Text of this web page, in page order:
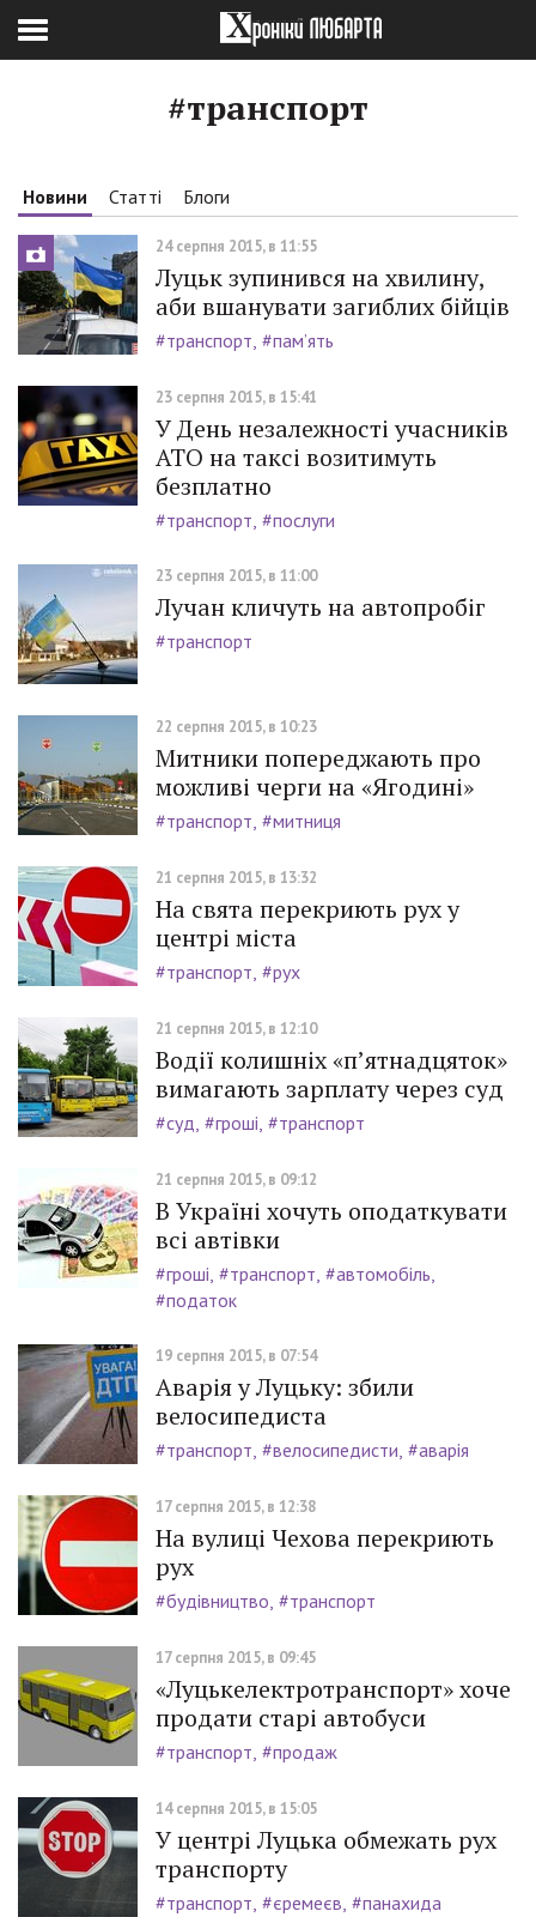
#транспорт
Новини Статті Блоги
24 серпня 2015, в 11:55
Луцьк зупинився на хвилину,
аби вшанувати загиблих бійців
#транспорт #пам’ять
23 серпня 2015, в 15:41
У День незалежності учасників
АТО на таксі возитимуть
безплатно
#транспорт #послуги
23 серпня 2015, в 11:00
Лучан кличуть на автопробіг
#транспорт
22 серпня 2015, в 10:23
Митники попереджають про
можливі черги на «Ягодині»
#транспорт #митниця
21 серпня 2015, в 13:32
На свята перекриють рух у
центрі міста
#транспорт #рух
21 серпня 2015, в 12:10
Водії колишніх «п’ятнадцяток»
вимагають зарплату через суд
#суд #гроші #транспорт
21 серпня 2015, в 09:12
В Україні хочуть оподаткувати
всі автівки
#гроші #транспорт #автомобіль
#податок
19 серпня 2015, в 07:54
Аварія у Луцьку: збили
велосипедиста
#транспорт #велосипедисти #аварія
17 серпня 2015, в 12:38
На вулиці Чехова перекриють
рух
#будівництво #транспорт
17 серпня 2015, в 09:45
«Луцькелектротранспорт» хоче
продати старі автобуси
#транспорт #продаж
14 серпня 2015, в 15:05
У центрі Луцька обмежать рух
транспорту
#транспорт #єремеєв #панахида